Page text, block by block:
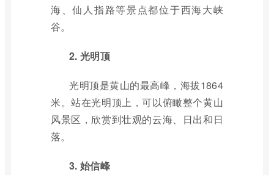
海、仙人指路等景点都位于西海大峡
谷。
2. 光明顶
光明顶是黄山的最高峰，海拔1864
米。站在光明顶上，可以俯瞰整个黄山
风景区，欣赏到壮观的云海、日出和日
落。
3. 始信峰